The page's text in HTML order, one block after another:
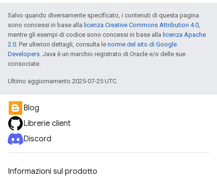
Salvo quando diversamente specificato, i contenuti di questa pagina
sono concessi in base alla licenza Creative Commons Attribution 4.0,
mentre gli esempi di codice sono concessi in base alla licenza Apache
2.0. Per ulteriori dettagli, consulta le norme del sito di Google
Developers. Java è un marchio registrato di Oracle e/o delle sue
consociate.
Ultimo aggiornamento 2025-07-25 UTC.
Blog
Librerie client
Discord
Informazioni sul prodotto